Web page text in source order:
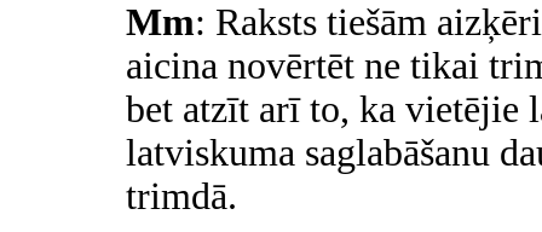
Mm: Raksts tiešām
aicina novērtēt ne tikai
bet atzīt arī to, ka vietējie
latviskuma saglabāšanu
trimdā.